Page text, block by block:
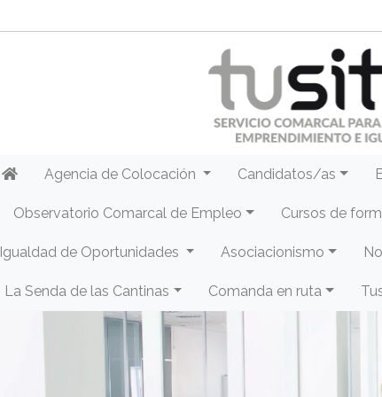
Agencia de Colocación Candidatos/as
Observatorio Comarcal de Empleo Cursos de
Igualdad de Oportunidades Asociacionismo
La Senda de las Cantinas Comanda en ruta